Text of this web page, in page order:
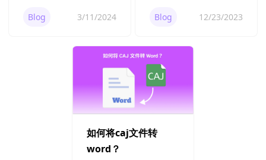
Blog 3/11/2024 Blog 12/23/2023
如何将caj文件转
word？